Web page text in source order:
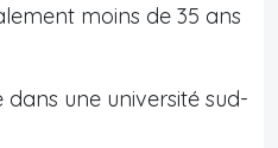
moins de 35 ans
une université sud-